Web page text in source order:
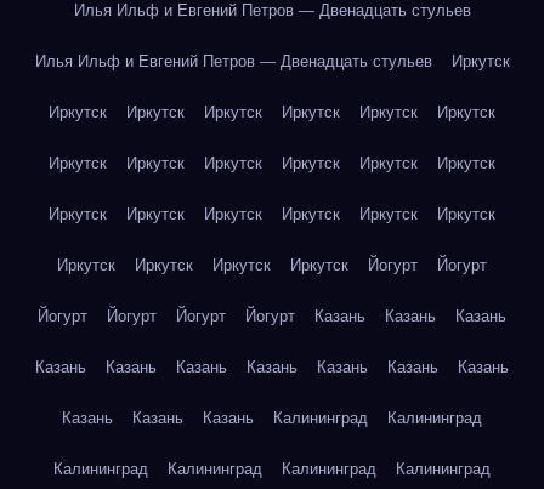
Илья Ильф и Евгений Петров — Двенадцать стульев
Илья Ильф и Евгений Петров — Двенадцать стульев Иркутск
Иркутск Иркутск Иркутск Иркутск Иркутск Иркутск
Иркутск Иркутск Иркутск Иркутск Иркутск Иркутск
Иркутск Иркутск Иркутск Иркутск Иркутск Иркутск
Иркутск Иркутск Иркутск Иркутск Йогурт Йогурт
Йогурт Йогурт Йогурт Йогурт Казань Казань Казань
Казань Казань Казань Казань Казань Казань Казань
Казань Казань Казань Калининград Калининград
Калининград Калининград Калининград Калининград